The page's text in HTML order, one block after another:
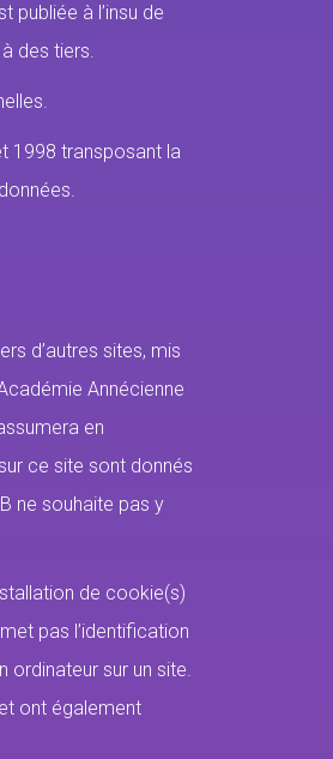
publiée à l’insu de
des tiers.
1998 transposant la
d’autres sites, mis
Annécienne
en
ce site sont donnés
ne souhaite pas y
de cookie(s)
pas l’identification
ordinateur sur un site.
ont également